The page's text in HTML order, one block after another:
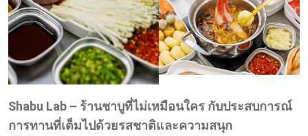
Shabu Lab – ร้านชาบูที่ไม่เหมือนใคร กับประสบการณ์
การทานที่เต็มไปด้วยรสชาติและความสนุก